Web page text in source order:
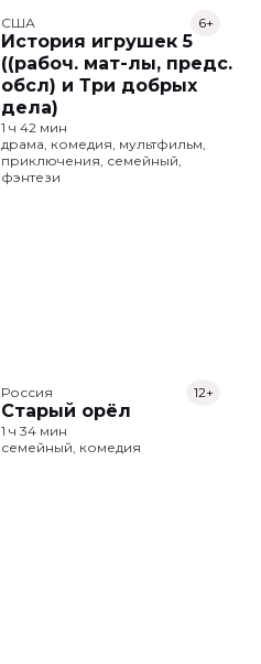
США
История игрушек 5
((рабоч. мат-лы, предс.
обсл) и Три добрых
дела)
6+
1 ч 42 мин
драма, комедия, мультфильм,
приключения, семейный,
фэнтези
Россия
Старый орёл
12+
1 ч 34 мин
семейный, комедия